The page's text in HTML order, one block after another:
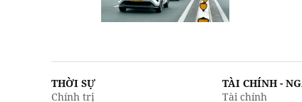
THỜI SỰ
Chính trị
TÀI CHÍNH -
Tài chính